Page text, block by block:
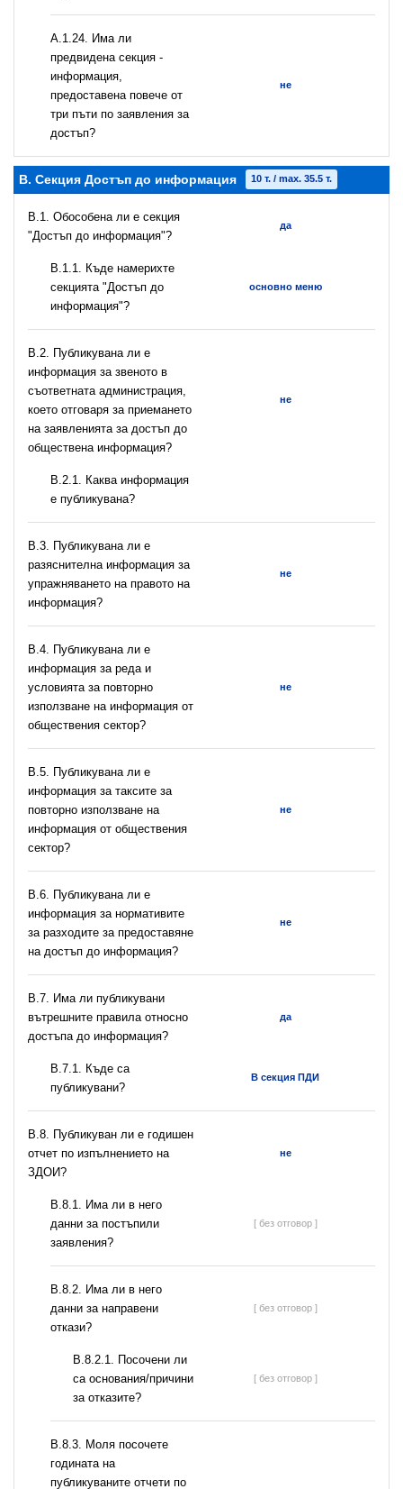
А.1.24. Има ли
предвидена секция -
информация,
предоставена повече от
три пъти по заявления за
достъп?
не
B. Секция Достъп до информация 10 т. / max. 35.5 т.
В.1. Обособена ли е секция
"Достъп до информация"?
да
В.1.1. Къде намерихте
секцията "Достъп до
информация"?
основно меню
В.2. Публикувана ли е
информация за звеното в
съответната администрация,
което отговаря за приемането
на заявленията за достъп до
обществена информация?
не
B.2.1. Каква информация
е публикувана?
В.3. Публикувана ли е
разяснителна информация за
упражняването на правото на
информация?
не
В.4. Публикувана ли е
информация за реда и
условията за повторно
използване на информация от
обществения сектор?
не
В.5. Публикувана ли е
информация за таксите за
повторно използване на
информация от обществения
сектор?
не
В.6. Публикувана ли е
информация за нормативите
за разходите за предоставяне
на достъп до информация?
не
В.7. Има ли публикувани
вътрешните правила относно
достъпа до информация?
да
В.7.1. Къде са
публикувани?
В секция ПДИ
В.8. Публикуван ли е годишен
отчет по изпълнението на
ЗДОИ?
не
В.8.1. Има ли в него
данни за постъпили
заявления?
[ без отговор ]
В.8.2. Има ли в него
данни за направени
откази?
[ без отговор ]
В.8.2.1. Посочени ли
са основания/причини
за отказите?
[ без отговор ]
В.8.3. Моля посочете
годината на
публикуваните отчети по